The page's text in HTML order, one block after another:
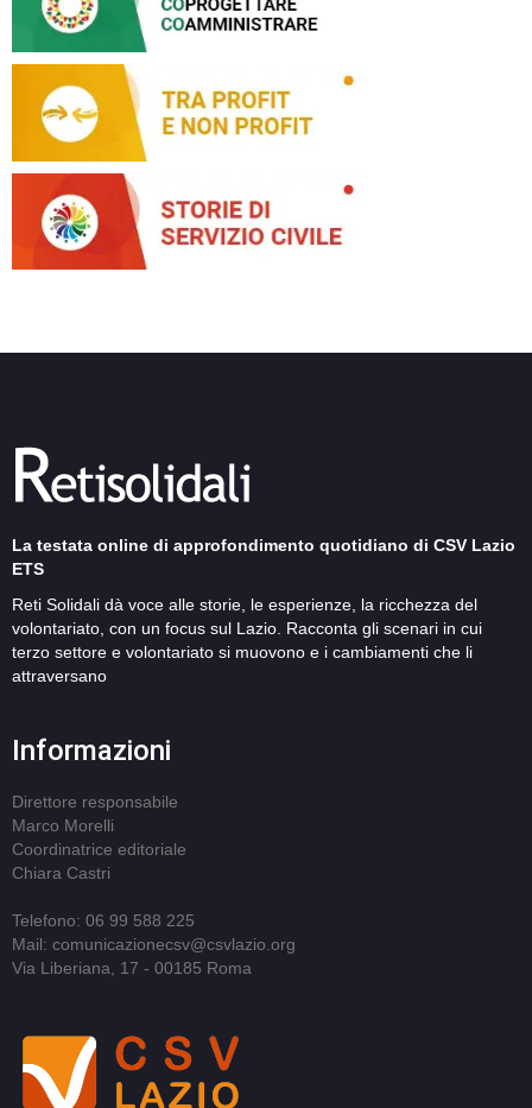
La testata online di approfondimento quotidiano di CSV Lazio
ETS
Reti Solidali dà voce alle storie, le esperienze, la ricchezza del
volontariato, con un focus sul Lazio. Racconta gli scenari in cui
terzo settore e volontariato si muovono e i cambiamenti che li
attraversano
Informazioni
Direttore responsabile
Marco Morelli
Coordinatrice editoriale
Chiara Castri
Telefono: 06 99 588 225
Mail: comunicazionecsv@csvlazio.org
Via Liberiana, 17 - 00185 Roma